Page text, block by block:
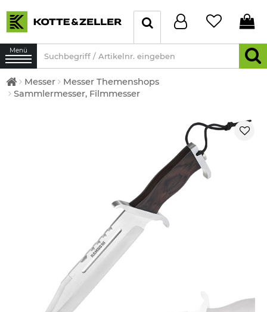
Menü
Messer
Messer Themenshops
Sammlermesser, Filmmesser